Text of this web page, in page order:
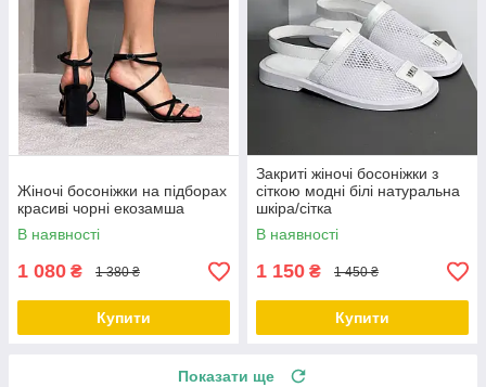
Жіночі босоніжки на підборах
красиві чорні екозамша
В наявності
1 080 ₴ 1 380 ₴
Купити
Закриті жіночі босоніжки з
сіткою модні білі натуральна
шкіра/сітка
В наявності
1 150 ₴ 1 450 ₴
Купити
Показати ще